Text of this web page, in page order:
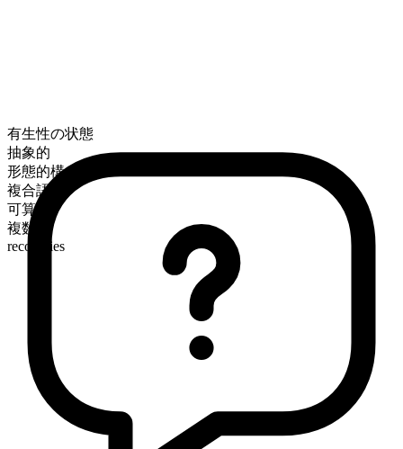
有生性の状態
抽象的
形態的構成
複合語
可算
複数形
recoveries